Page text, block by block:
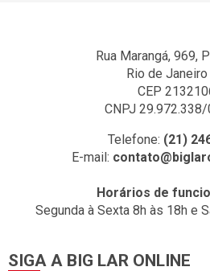
Rua Marangá, 969,
Rio de
CEP
CNPJ
Telefone: (21)
E-mail:
Horários de
Segunda à Sexta 8h às 18h e
SIGA A BIG LAR ONLINE